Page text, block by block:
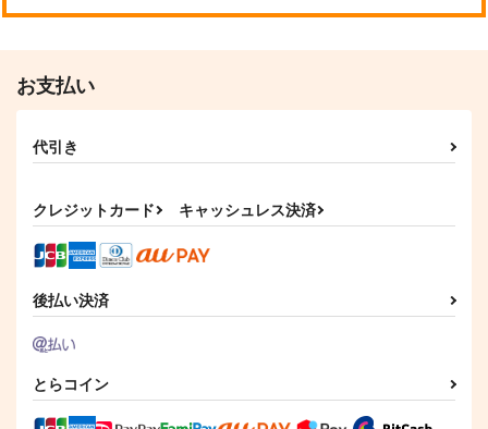
お支払い
代引き
クレジットカード キャッシュレス決済
後払い決済
とらコイン